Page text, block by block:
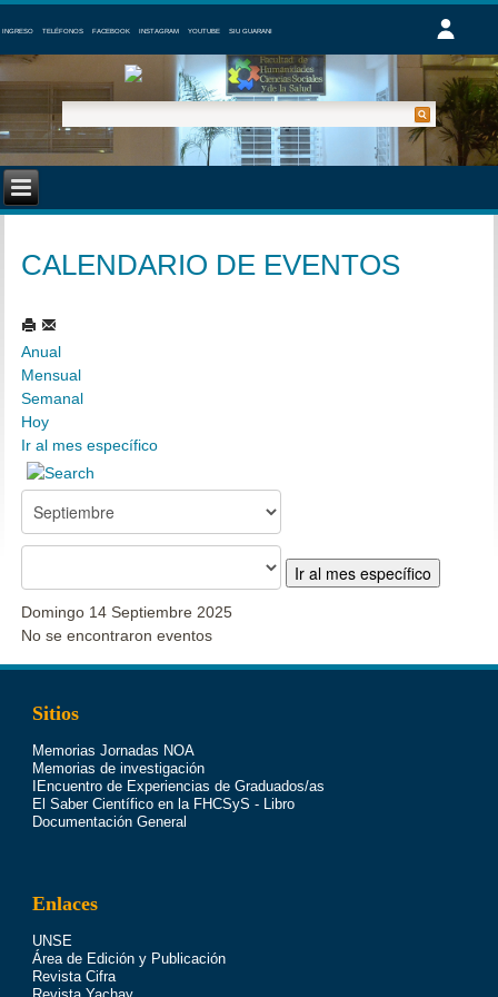
INGRESO TELÉFONOS FACEBOOK INSTAGRAM YOUTUBE SIU GUARANI
CALENDARIO DE EVENTOS
Anual
Mensual
Semanal
Hoy
Ir al mes específico
Ir al mes específico
Domingo 14 Septiembre 2025
No se encontraron eventos
Sitios
Memorias Jornadas NOA
Memorias de investigación
IEncuentro de Experiencias de Graduados/as
El Saber Científico en la FHCSyS - Libro
Documentación General
Enlaces
UNSE
Área de Edición y Publicación
Revista Cifra